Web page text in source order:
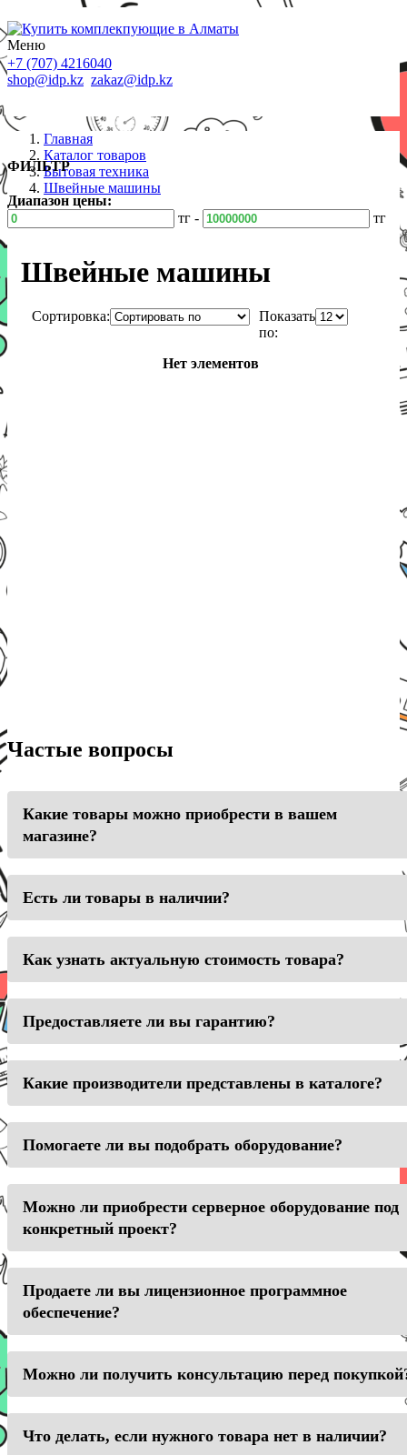
Меню
+7 (707) 4216040
shop@idp.kz zakaz@idp.kz
Главная
Каталог товаров
Бытовая техника
Швейные машины
ФИЛЬТР
Диапазон цены:
тг -
тг
Швейные машины
Сортировка:
Показать
по:
Нет элементов
Частые вопросы
Какие товары можно приобрести в вашем
магазине?
Есть ли товары в наличии?
Как узнать актуальную стоимость товара?
Предоставляете ли вы гарантию?
Какие производители представлены в каталоге?
Помогаете ли вы подобрать оборудование?
Можно ли приобрести серверное оборудование под
конкретный проект?
Продаете ли вы лицензионное программное
обеспечение?
Можно ли получить консультацию перед
Что делать, если нужного товара нет в наличии?